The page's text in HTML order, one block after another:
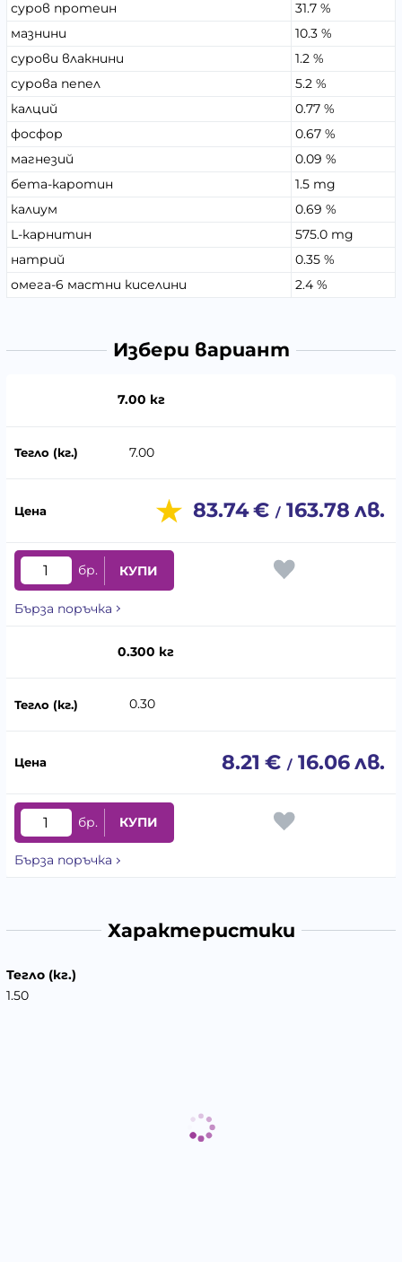
суров протеин
31.7 %
мазнини
10.3 %
сурови влакнини
1.2 %
сурова пепел
5.2 %
калций
0.77 %
фосфор
0.67 %
магнезий
0.09 %
бета-каротин
1.5 mg
калиум
0.69 %
L-карнитин
575.0 mg
натрий
0.35 %
омега-6 мастни киселини
2.4 %
Избери вариант
7.00 кг
7.00
83.74€ / 163.78 лв.
бр. КУПИ
Бърза поръчка
0.300 кг
0.30
8.21 € / 16.06лв.
бр. КУПИ
Бърза поръчка
Характеристики
Тегло (кг.)
1.50